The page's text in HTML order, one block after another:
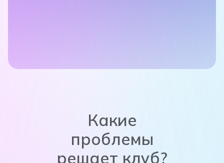
Какие
проблемы
решает клуб?